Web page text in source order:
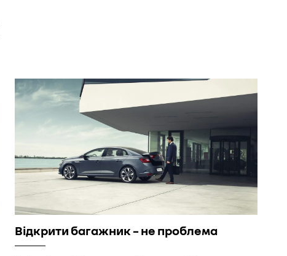
Відкрити багажник – не проблема